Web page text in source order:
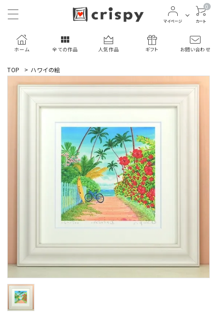
マイページ
0
カート
ホーム 全ての作品 人気作品 ギフト お問い合わせ
TOP > ハワイの絵